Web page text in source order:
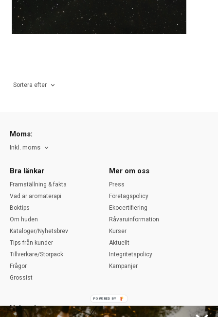
Sortera efter
Moms:
Inkl. moms
Bra länkar
Framställning & fakta
Vad är aromaterapi
Boktips
Om huden
Kataloger/Nyhetsbrev
Tips från kunder
Tillverkare/Storpack
Frågor
Grossist
Mer om oss
Press
Företagspolicy
Ekocertifiering
Råvaruinformation
Kurser
Aktuellt
Integritetspolicy
Kampanjer
Nyhetsbrev - prenumerera
POWERED BY